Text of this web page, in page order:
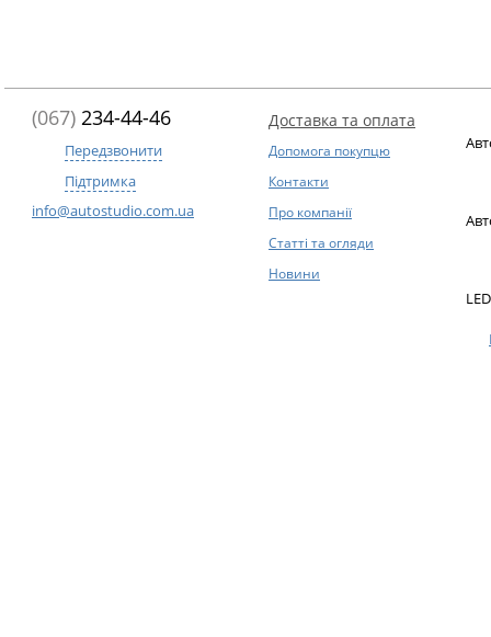
(067) 234-44-46
Передзвонити
Підтримка
info@autostudio.com.ua
Доставка та оплата
Допомога покупцю
Контакти
Про компанії
Статті та огляди
Новини